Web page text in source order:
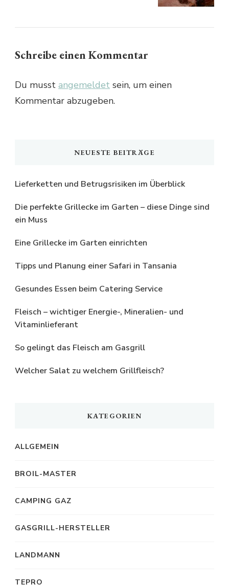
Schreibe einen Kommentar
Du musst angemeldet sein, um einen
Kommentar abzugeben.
NEUESTE BEITRÄGE
Lieferketten und Betrugsrisiken im Überblick
Die perfekte Grillecke im Garten – diese Dinge sind
ein Muss
Eine Grillecke im Garten einrichten
Tipps und Planung einer Safari in Tansania
Gesundes Essen beim Catering Service
Fleisch – wichtiger Energie-, Mineralien- und
Vitaminlieferant
So gelingt das Fleisch am Gasgrill
Welcher Salat zu welchem Grillfleisch?
KATEGORIEN
ALLGEMEIN
BROIL-MASTER
CAMPING GAZ
GASGRILL-HERSTELLER
LANDMANN
TEPRO